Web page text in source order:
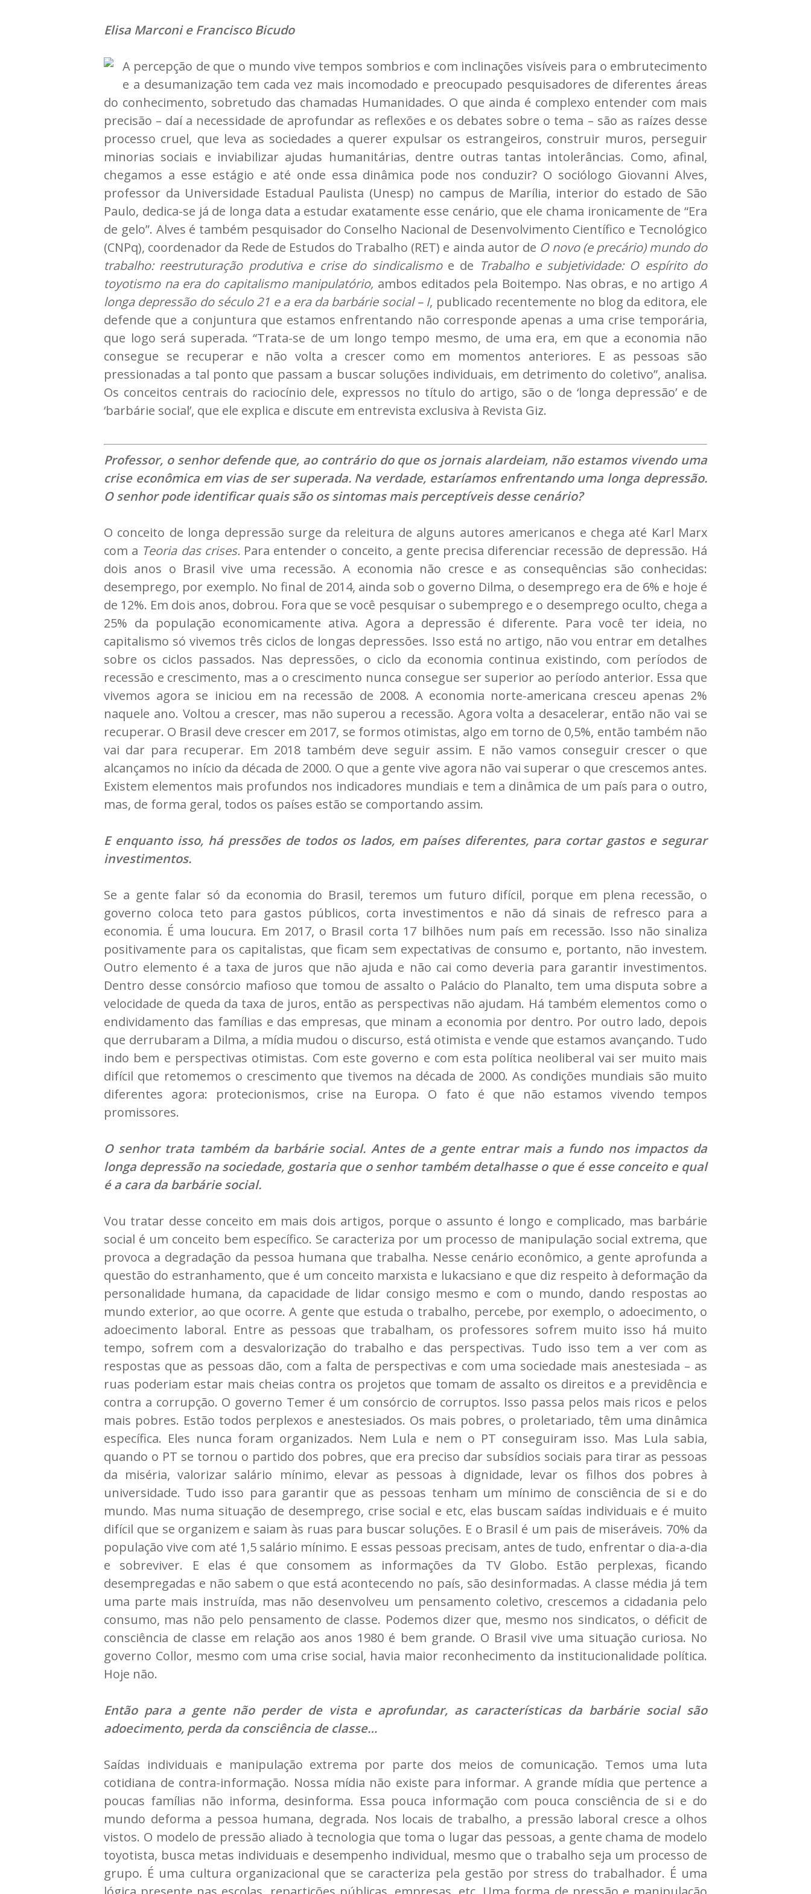
Elisa Marconi e Francisco Bicudo
A percepção de que o mundo vive tempos sombrios e com inclinações visíveis para o embrutecimento
e a desumanização tem cada vez mais incomodado e preocupado pesquisadores de diferentes áreas
do conhecimento, sobretudo das chamadas Humanidades. O que ainda é complexo entender com mais
precisão – daí a necessidade de aprofundar as reflexões e os debates sobre o tema – são as raízes desse
processo cruel, que leva as sociedades a querer expulsar os estrangeiros, construir muros, perseguir
minorias sociais e inviabilizar ajudas humanitárias, dentre outras tantas intolerâncias. Como, afinal,
chegamos a esse estágio e até onde essa dinâmica pode nos conduzir? O sociólogo Giovanni Alves,
professor da Universidade Estadual Paulista (Unesp) no campus de Marília, interior do estado de São
Paulo, dedica-se já de longa data a estudar exatamente esse cenário, que ele chama ironicamente de “Era
de gelo”. Alves é também pesquisador do Conselho Nacional de Desenvolvimento Científico e Tecnológico
(CNPq), coordenador da Rede de Estudos do Trabalho (RET) e ainda autor de O novo (e precário) mundo do
trabalho: reestruturação produtiva e crise do sindicalismo e de Trabalho e subjetividade: O espírito do
toyotismo na era do capitalismo manipulatório, ambos editados pela Boitempo. Nas obras, e no artigo A
longa depressão do século 21 e a era da barbárie social – I, publicado recentemente no blog da editora, ele
defende que a conjuntura que estamos enfrentando não corresponde apenas a uma crise temporária,
que logo será superada. “Trata-se de um longo tempo mesmo, de uma era, em que a economia não
consegue se recuperar e não volta a crescer como em momentos anteriores. E as pessoas são
pressionadas a tal ponto que passam a buscar soluções individuais, em detrimento do coletivo”, analisa.
Os conceitos centrais do raciocínio dele, expressos no título do artigo, são o de ‘longa depressão’ e de
‘barbárie social’, que ele explica e discute em entrevista exclusiva à Revista Giz.
Professor, o senhor defende que, ao contrário do que os jornais alardeiam, não estamos vivendo uma
crise econômica em vias de ser superada. Na verdade, estaríamos enfrentando uma longa depressão.
O senhor pode identificar quais são os sintomas mais perceptíveis desse cenário?
O conceito de longa depressão surge da releitura de alguns autores americanos e chega até Karl Marx
com a Teoria das crises. Para entender o conceito, a gente precisa diferenciar recessão de depressão. Há
dois anos o Brasil vive uma recessão. A economia não cresce e as consequências são conhecidas:
desemprego, por exemplo. No final de 2014, ainda sob o governo Dilma, o desemprego era de 6% e hoje é
de 12%. Em dois anos, dobrou. Fora que se você pesquisar o subemprego e o desemprego oculto, chega a
25% da população economicamente ativa. Agora a depressão é diferente. Para você ter ideia, no
capitalismo só vivemos três ciclos de longas depressões. Isso está no artigo, não vou entrar em detalhes
sobre os ciclos passados. Nas depressões, o ciclo da economia continua existindo, com períodos de
recessão e crescimento, mas a o crescimento nunca consegue ser superior ao período anterior. Essa que
vivemos agora se iniciou em na recessão de 2008. A economia norte-americana cresceu apenas 2%
naquele ano. Voltou a crescer, mas não superou a recessão. Agora volta a desacelerar, então não vai se
recuperar. O Brasil deve crescer em 2017, se formos otimistas, algo em torno de 0,5%, então também não
vai dar para recuperar. Em 2018 também deve seguir assim. E não vamos conseguir crescer o que
alcançamos no início da década de 2000. O que a gente vive agora não vai superar o que crescemos antes.
Existem elementos mais profundos nos indicadores mundiais e tem a dinâmica de um país para o outro,
mas, de forma geral, todos os países estão se comportando assim.
E enquanto isso, há pressões de todos os lados, em países diferentes, para cortar gastos e segurar
investimentos.
Se a gente falar só da economia do Brasil, teremos um futuro difícil, porque em plena recessão, o
governo coloca teto para gastos públicos, corta investimentos e não dá sinais de refresco para a
economia. É uma loucura. Em 2017, o Brasil corta 17 bilhões num país em recessão. Isso não sinaliza
positivamente para os capitalistas, que ficam sem expectativas de consumo e, portanto, não investem.
Outro elemento é a taxa de juros que não ajuda e não cai como deveria para garantir investimentos.
Dentro desse consórcio mafioso que tomou de assalto o Palácio do Planalto, tem uma disputa sobre a
velocidade de queda da taxa de juros, então as perspectivas não ajudam. Há também elementos como o
endividamento das famílias e das empresas, que minam a economia por dentro. Por outro lado, depois
que derrubaram a Dilma, a mídia mudou o discurso, está otimista e vende que estamos avançando. Tudo
indo bem e perspectivas otimistas. Com este governo e com esta política neoliberal vai ser muito mais
difícil que retomemos o crescimento que tivemos na década de 2000. As condições mundiais são muito
diferentes agora: protecionismos, crise na Europa. O fato é que não estamos vivendo tempos
promissores.
O senhor trata também da barbárie social. Antes de a gente entrar mais a fundo nos impactos da
longa depressão na sociedade, gostaria que o senhor também detalhasse o que é esse conceito e qual
é a cara da barbárie social.
Vou tratar desse conceito em mais dois artigos, porque o assunto é longo e complicado, mas barbárie
social é um conceito bem específico. Se caracteriza por um processo de manipulação social extrema, que
provoca a degradação da pessoa humana que trabalha. Nesse cenário econômico, a gente aprofunda a
questão do estranhamento, que é um conceito marxista e lukacsiano e que diz respeito à deformação da
personalidade humana, da capacidade de lidar consigo mesmo e com o mundo, dando respostas ao
mundo exterior, ao que ocorre. A gente que estuda o trabalho, percebe, por exemplo, o adoecimento, o
adoecimento laboral. Entre as pessoas que trabalham, os professores sofrem muito isso há muito
tempo, sofrem com a desvalorização do trabalho e das perspectivas. Tudo isso tem a ver com as
respostas que as pessoas dão, com a falta de perspectivas e com uma sociedade mais anestesiada – as
ruas poderiam estar mais cheias contra os projetos que tomam de assalto os direitos e a previdência e
contra a corrupção. O governo Temer é um consórcio de corruptos. Isso passa pelos mais ricos e pelos
mais pobres. Estão todos perplexos e anestesiados. Os mais pobres, o proletariado, têm uma dinâmica
específica. Eles nunca foram organizados. Nem Lula e nem o PT conseguiram isso. Mas Lula sabia,
quando o PT se tornou o partido dos pobres, que era preciso dar subsídios sociais para tirar as pessoas
da miséria, valorizar salário mínimo, elevar as pessoas à dignidade, levar os filhos dos pobres à
universidade. Tudo isso para garantir que as pessoas tenham um mínimo de consciência de si e do
mundo. Mas numa situação de desemprego, crise social e etc, elas buscam saídas individuais e é muito
difícil que se organizem e saiam às ruas para buscar soluções. E o Brasil é um pais de miseráveis. 70% da
população vive com até 1,5 salário mínimo. E essas pessoas precisam, antes de tudo, enfrentar o dia-a-dia
e sobreviver. E elas é que consomem as informações da TV Globo. Estão perplexas, ficando
desempregadas e não sabem o que está acontecendo no país, são desinformadas. A classe média já tem
uma parte mais instruída, mas não desenvolveu um pensamento coletivo, crescemos a cidadania pelo
consumo, mas não pelo pensamento de classe. Podemos dizer que, mesmo nos sindicatos, o déficit de
consciência de classe em relação aos anos 1980 é bem grande. O Brasil vive uma situação curiosa. No
governo Collor, mesmo com uma crise social, havia maior reconhecimento da institucionalidade política.
Hoje não.
Então para a gente não perder de vista e aprofundar, as características da barbárie social são
adoecimento, perda da consciência de classe…
Saídas individuais e manipulação extrema por parte dos meios de comunicação. Temos uma luta
cotidiana de contra-informação. Nossa mídia não existe para informar. A grande mídia que pertence a
poucas famílias não informa, desinforma. Essa pouca informação com pouca consciência de si e do
mundo deforma a pessoa humana, degrada. Nos locais de trabalho, a pressão laboral cresce a olhos
vistos. O modelo de pressão aliado à tecnologia que toma o lugar das pessoas, a gente chama de modelo
toyotista, busca metas individuais e desempenho individual, mesmo que o trabalho seja um processo de
grupo. É uma cultura organizacional que se caracteriza pela gestão por stress do trabalhador. É uma